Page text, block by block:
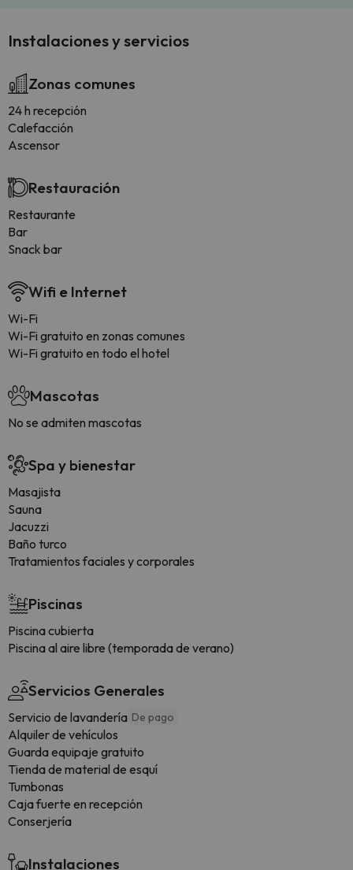
Instalaciones y servicios
Zonas comunes
24 h recepción
Calefacción
Ascensor
Restauración
Restaurante
Bar
Snack bar
Wifi e Internet
Wi-Fi
Wi-Fi gratuito en zonas comunes
Wi-Fi gratuito en todo el hotel
Mascotas
No se admiten mascotas
Spa y bienestar
Masajista
Sauna
Jacuzzi
Baño turco
Tratamientos faciales y corporales
Piscinas
Piscina cubierta
Piscina al aire libre (temporada de verano)
Servicios Generales
Servicio de lavandería De pago
Alquiler de vehículos
Guarda equipaje gratuito
Tienda de material de esquí
Tumbonas
Caja fuerte en recepción
Conserjería
Instalaciones